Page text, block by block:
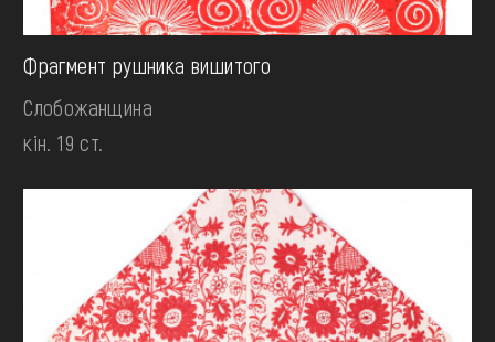
Фрагмент рушника вишитого
Слобожанщина
кін. 19 ст.